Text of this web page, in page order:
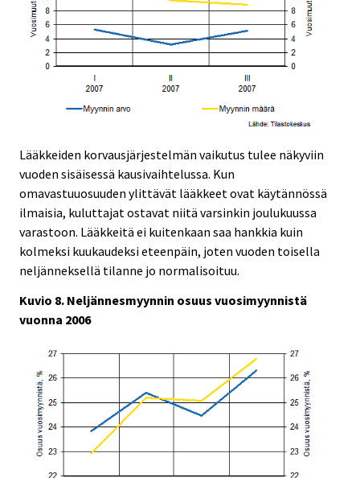
Lääkkeiden korvausjärjestelmän vaikutus tulee näkyviin
vuoden sisäisessä kausivaihtelussa. Kun
omavastuuosuuden ylittävät lääkkeet ovat käytännössä
ilmaisia, kuluttajat ostavat niitä varsinkin joulukuussa
varastoon. Lääkkeitä ei kuitenkaan saa hankkia kuin
kolmeksi kuukaudeksi eteenpäin, joten vuoden toisella
neljänneksellä tilanne jo normalisoituu.
Kuvio 8. Neljännesmyynnin osuus vuosimyynnistä
vuonna 2006